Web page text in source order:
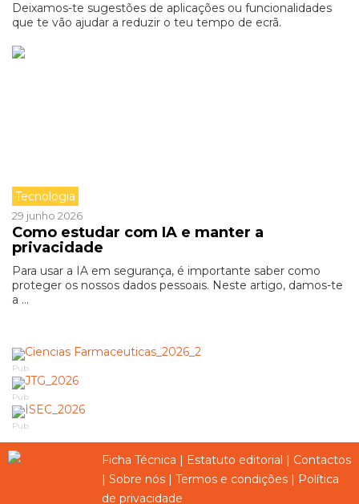
Deixamos-te sugestões de aplicações ou funcionalidades
que te vão ajudar a reduzir o teu tempo de ecrã.
Tecnologia
29 junho 2026
Como estudar com IA e manter a
privacidade
Para usar a IA em segurança, é importante saber como
proteger os nossos dados pessoais. Neste artigo, damos-te
a ...
Pub
Pub
Pub
Ficha Técnica | Estatuto editorial | Contactos
| Sobre nós | Termos e condições | Política
de privacidade